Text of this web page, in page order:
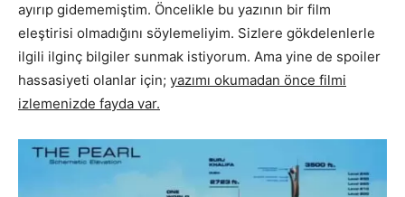
ayırıp gidememiştim. Öncelikle bu yazının bir film
eleştirisi olmadığını söylemeliyim. Sizlere gökdelenlerle
ilgili ilginç bilgiler sunmak istiyorum. Ama yine de spoiler
hassasiyeti olanlar için; yazımı okumadan önce filmi
izlemenizde fayda var.